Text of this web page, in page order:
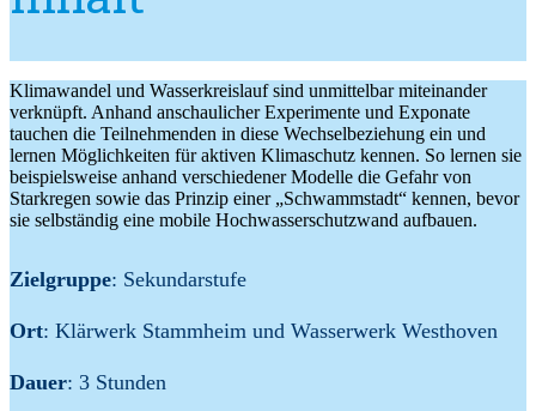
Klimawandel und Wasserkreislauf sind unmittelbar miteinander
verknüpft. Anhand anschaulicher Experimente und Exponate
tauchen die Teilnehmenden in diese Wechselbeziehung ein und
lernen Möglichkeiten für aktiven Klimaschutz kennen. So lernen sie
beispielsweise anhand verschiedener Modelle die Gefahr von
Starkregen sowie das Prinzip einer „Schwammstadt“ kennen, bevor
sie selbständig eine mobile Hochwasserschutzwand aufbauen.
Zielgruppe: Sekundarstufe
Ort: Klärwerk Stammheim und Wasserwerk Westhoven
Dauer: 3 Stunden